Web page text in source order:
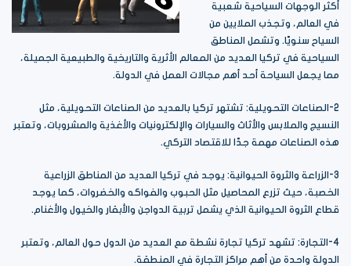
أكثر الوجهات السياحية شعبية
في العالم، وتجذب الملايين من
السياح سنويًا. وتشمل المناطق
السياحية في تركيا العديد من المعالم الأثرية والتاريخية والطبيعية الجميلة،
مما يجعل السياحة أحد أهم مجالات العمل في الدولة.
2-الصناعات التحويلية: تشتهر تركيا بالعديد من الصناعات التحويلية، مثل
النسيج والملابس والأثاث والسيارات والإلكترونيات والأغذية والمشروبات، وتعتبر
هذه الصناعات مهمة جدًا للاقتصاد التركي.
3-الزراعة والثروة الحيوانية: يوجد في تركيا العديد من المناطق الزراعية
الخصبة، حيث تزرع المحاصيل مثل الحبوب والفواكه والخضروات، كما يوجد
قطاع الثروة الحيوانية الذي يشمل تربية الدواجن والأبقار والخيول والأغنام.
4-التجارة: تشهد تركيا تجارة نشطة مع العديد من الدول حول العالم، وتعتبر
الدولة واحدة من أهم مراكز التجارة في المنطقة.